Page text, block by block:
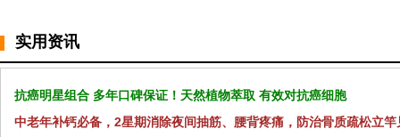
实用资讯
抗癌明星组合 多年口碑保证！天然植物萃取 有效对抗癌细胞
中老年补钙必备，2星期消除夜间抽筋、腰背疼痛，防治骨质疏松立竿